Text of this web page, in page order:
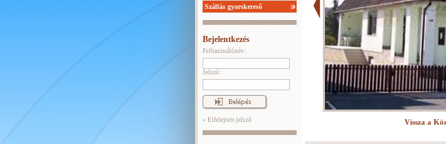
Szállás gyorskereső
Bejelentkezés
Felhasználónév:
Jelszó:
» Elfelejtett jelszó Vissza a